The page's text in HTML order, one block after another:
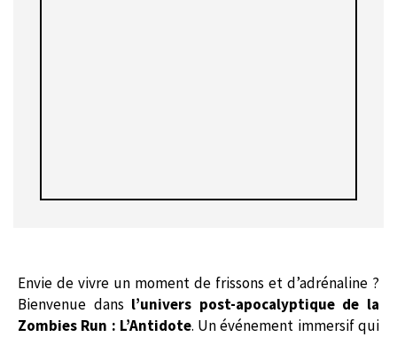
Envie de vivre un moment de frissons et d’adrénaline ?
Bienvenue dans l’univers post-apocalyptique de la
Zombies Run : L’Antidote. Un événement immersif qui